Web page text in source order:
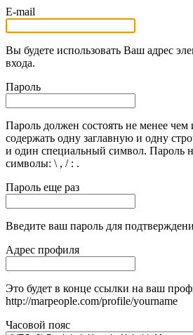
E-mail
Вы будете использовать Ваш адрес
входа.
Пароль
Пароль должен состоять не менее чем
содержать одну заглавную и одну
и один специальный символ. Пароль
символы: \ , / : .
Пароль еще раз
Введите ваш пароль для
Адрес профиля
Это будет в конце ссылки на ваш
http://marpeople.com/profile/yourname
Часовой пояс